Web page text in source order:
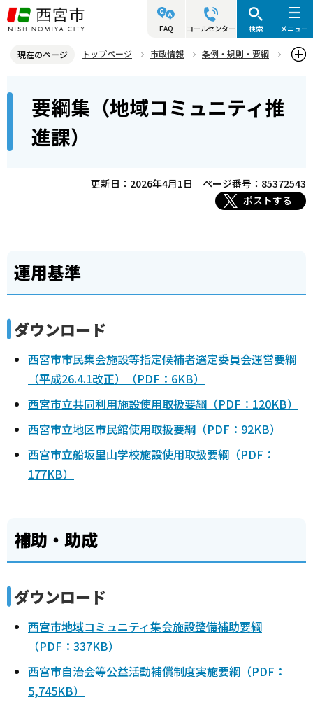
こ
の
ジ
頭
FAQ コールセンター 検索 メニュー
現在のページ トップページ 市政情報
条例・規則・要綱
要綱集（地域コミュニティ推
進課）
更新日：2026年4月1日
ページ番号：85372543
ポストする
運用基準
ダウンロード
西宮市市民集会施設等指定候補者選定委員会運営要綱
（平成26.4.1改正）（PDF：6KB）
西宮市立共同利用施設使用取扱要綱（PDF：120KB）
西宮市立地区市民館使用取扱要綱（PDF：92KB）
西宮市立船坂里山学校施設使用取扱要綱（PDF：
177KB）
補助・助成
ダウンロード
西宮市地域コミュニティ集会施設整備補助要綱
（PDF：337KB）
西宮市自治会等公益活動補償制度実施要綱（PDF：
5,745KB）